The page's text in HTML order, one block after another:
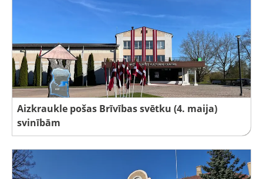
Aizkraukle pošas Brīvības svētku (4. maija)
svinībām